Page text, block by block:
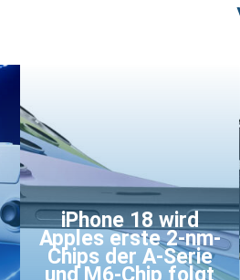
iPhone 18 wird
Apples erste 2-nm-
Chips der A-Serie